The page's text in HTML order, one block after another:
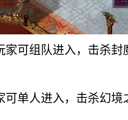
家可组队进入，击杀封
可单人进入，击杀幻